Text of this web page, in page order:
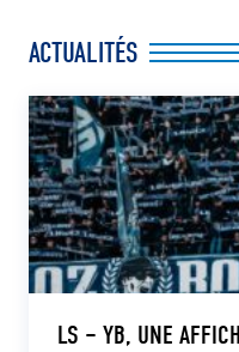
ACTUALITÉS
LS – YB, UNE